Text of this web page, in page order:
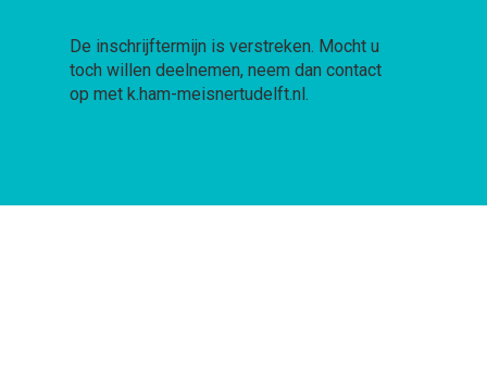
De inschrijftermijn is verstreken. Mocht u
toch willen deelnemen, neem dan contact
op met k.ham-meisnertudelft.nl.